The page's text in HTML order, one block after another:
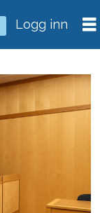
Logg inn